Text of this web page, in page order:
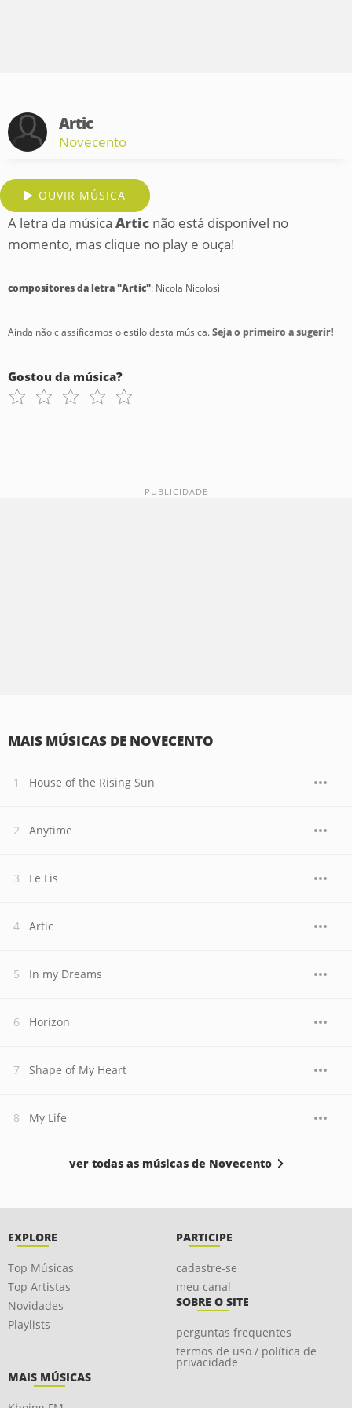
Artic
Novecento
OUVIR MÚSICA
A letra da música Artic não está disponível no
momento, mas clique no play e ouça!
compositores da letra "Artic": Nicola Nicolosi
Ainda não classificamos o estilo desta música.Seja o primeiro a sugerir!
Gostou da música?
MAIS MÚSICAS DE NOVECENTO
House of the Rising Sun
Anytime
Le Lis
Artic
In my Dreams
Horizon
Shape of My Heart
My Life
ver todas as músicas de Novecento
EXPLORE
Top Músicas
Top Artistas
Novidades
Playlists
PARTICIPE
cadastre-se
meu canal
SOBRE O SITE
perguntas frequentes
termos de uso / política de
privacidade
MAIS MÚSICAS